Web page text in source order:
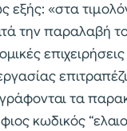
εξής: «στα
την παραλαβή
επιχειρήσεις
τα
κωδικός